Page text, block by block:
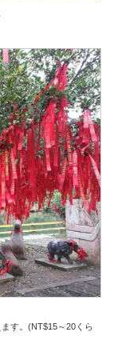
す。(NT$15～20くら